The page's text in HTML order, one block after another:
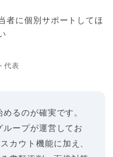
者に個別サポートしてほ
代表
めるのが確実です。
ープが運営してお
カウト機能に加え、